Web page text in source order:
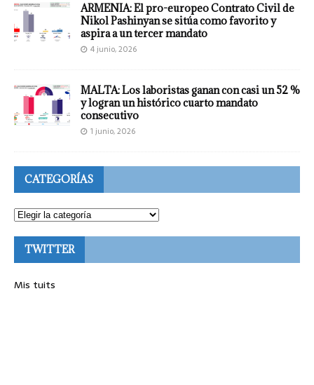
ARMENIA: El pro-europeo Contrato Civil de
Nikol Pashinyan se sitúa como favorito y
aspira a un tercer mandato
4 junio, 2026
MALTA: Los laboristas ganan con casi un 52 %
y logran un histórico cuarto mandato
consecutivo
1 junio, 2026
CATEGORÍAS
TWITTER
Mis tuits